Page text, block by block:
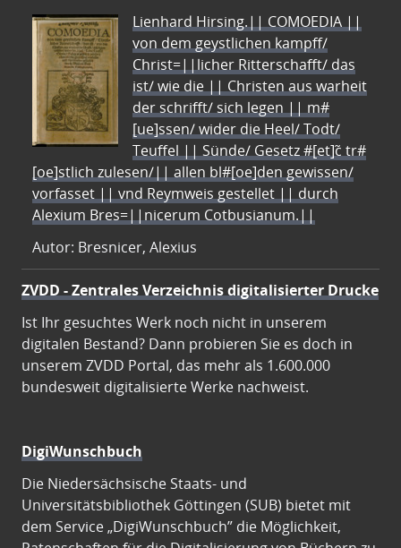
Lienhard Hirsing.|| COMOEDIA ||
von dem geystlichen kampff/
Christ=||licher Ritterschafft/ das
ist/ wie die || Christen aus warheit
der schrifft/ sich legen || m#
[ue]ssen/ wider die Heel/ Todt/
Teuffel || Sünde/ Gesetz #[et]c̃ tr#
[oe]stlich zulesen/|| allen bl#[oe]den gewissen/
vorfasset || vnd Reymweis gestellet || durch
Alexium Bres=||nicerum Cotbusianum.||
Autor: Bresnicer, Alexius
ZVDD - Zentrales Verzeichnis digitalisierter Drucke
Ist Ihr gesuchtes Werk noch nicht in unserem
digitalen Bestand? Dann probieren Sie es doch in
unserem ZVDD Portal, das mehr als 1.600.000
bundesweit digitalisierte Werke nachweist.
DigiWunschbuch
Die Niedersächsische Staats- und
Universitätsbibliothek Göttingen (SUB) bietet mit
dem Service „DigiWunschbuch” die Möglichkeit,